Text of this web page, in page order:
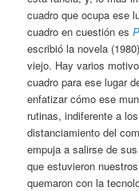
cuadro que ocupa ese
cuadro en cuestión es
escribió la novela
viejo. Hay varios
cuadro para ese lugar
enfatizar cómo ese
rutinas, indiferente a
distanciamiento del
empuja a salirse de
que estuvieron
quemaron con la